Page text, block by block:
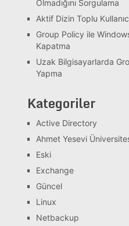
Olmadığını Sorgulama
Aktif Dizin Toplu
Group Policy ile
Kapatma
Uzak Bilgisayarlarda
Yapma
Kategoriler
Active Directory
Ahmet Yesevi
Eski
Exchange
Güncel
Linux
Netbackup